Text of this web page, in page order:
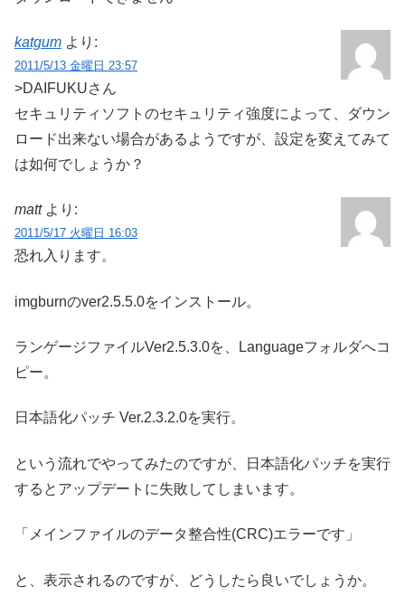
katgum より:
2011/5/13 金曜日 23:57
>DAIFUKUさん
セキュリティソフトのセキュリティ強度によって、ダウン
ロード出来ない場合があるようですが、設定を変えてみて
は如何でしょうか？
matt より:
2011/5/17 火曜日 16:03
恐れ入ります。
imgburnのver2.5.5.0をインストール。
ランゲージファイルVer2.5.3.0を、Languageフォルダへコ
ピー。
日本語化パッチ Ver.2.3.2.0を実行。
という流れでやってみたのですが、日本語化パッチを実行
するとアップデートに失敗してしまいます。
「メインファイルのデータ整合性(CRC)エラーです」
と、表示されるのですが、どうしたら良いでしょうか。